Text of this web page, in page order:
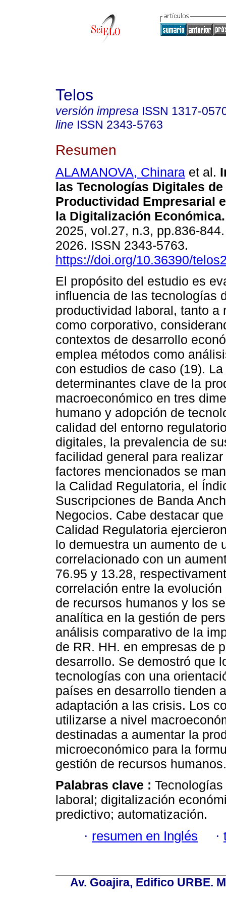
Telos
versión impresa ISSN 1317-
line ISSN 2343-5763
Resumen
ALAMANOVA, Chinara et al.
las Tecnologías Digitales de
Productividad Empresarial
la Digitalización Económica.
2025, vol.27, n.3, pp.836-
2026. ISSN 2343-5763.
https://doi.org/10.36390/
El propósito del estudio es
influencia de las tecnologías
productividad laboral, tanto a
como corporativo,
contextos de desarrollo
emplea métodos como
con estudios de caso (19).
determinantes clave de la
macroeconómico en tres
humano y adopción de
calidad del entorno
digitales, la prevalencia de
facilidad general para
factores mencionados se
la Calidad Regulatoria, el
Suscripciones de Banda
Negocios. Cabe destacar
Calidad Regulatoria
lo demuestra un aumento de
correlacionado con un
76.95 y 13.28,
correlación entre la
de recursos humanos y los
analítica en la gestión de
análisis comparativo de la
de RR. HH. en empresas de
desarrollo. Se demostró que
tecnologías con una
países en desarrollo tienden
adaptación a las crisis. Los
utilizarse a nivel
destinadas a aumentar la
microeconómico para la
gestión de recursos humanos.
Palabras clave :
laboral; digitalización
predictivo; automatización.
· resumen en Inglés ·
Av. Goajira, Edifico URBE.